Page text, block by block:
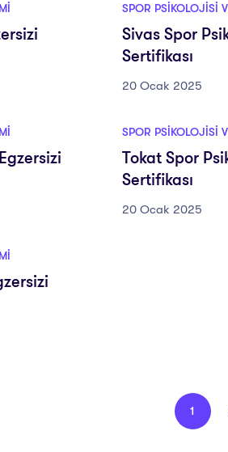
SPOR PSIKOLOJISI
Sivas Spor
Sertifikası
20 Ocak 2025
SPOR PSIKOLOJISI
Tokat Spor
Sertifikası
20 Ocak 2025
1